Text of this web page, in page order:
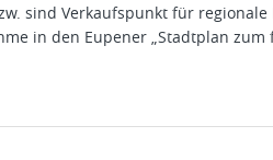
sind Verkaufspunkt für regionale
in den Eupener „Stadtplan zum